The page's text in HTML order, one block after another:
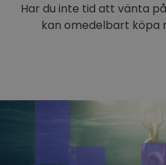
Har du inte tid att vänta
kan omedelbart köpa